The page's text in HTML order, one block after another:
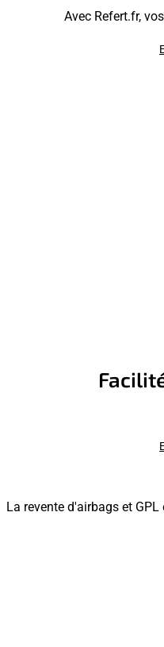
Avec Refert.fr,
La revente d'airbags et